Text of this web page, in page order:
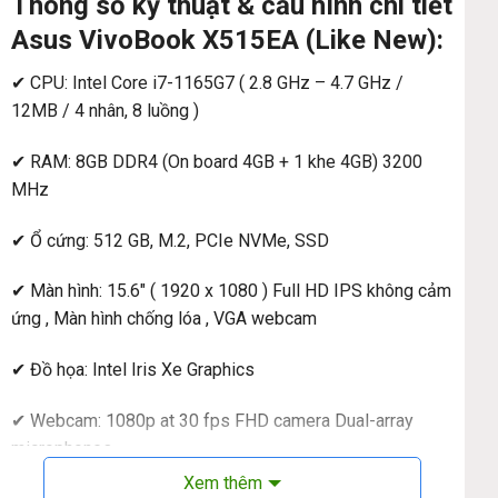
Asus VivoBook X515EA (Like New):
✔ CPU: Intel Core i7-1165G7 ( 2.8 GHz – 4.7 GHz /
12MB / 4 nhân, 8 luồng )
✔ RAM: 8GB DDR4 (On board 4GB + 1 khe 4GB) 3200
MHz
✔ Ổ cứng: 512 GB, M.2, PCIe NVMe, SSD
✔ Màn hình: 15.6″ ( 1920 x 1080 ) Full HD IPS không cảm
ứng , Màn hình chống lóa , VGA webcam
✔ Đồ họa: Intel Iris Xe Graphics
✔ Webcam: 1080p at 30 fps FHD camera Dual-array
microphones
Xem thêm